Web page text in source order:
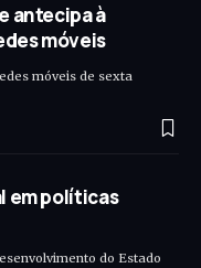
antecipa à
móveis
móveis de sexta
em políticas
do Estado